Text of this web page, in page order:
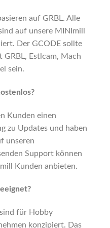
auf GRBL. Alle
auf unsere MINImill
Der GCODE sollte
GRBL, Estlcam, Mach
sein.
Kunden einen
zu Updates und haben
unseren
Support können
Kunden anbieten.
für Hobby
konzipiert. Das